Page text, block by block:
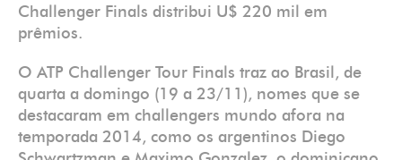
Challenger Finals distribui U$ 220 mil em
prêmios.
O ATP Challenger Tour Finals traz ao Brasil, de
quarta a domingo (19 a 23/11), nomes que se
destacaram em challengers mundo afora na
temporada 2014, como os argentinos Diego